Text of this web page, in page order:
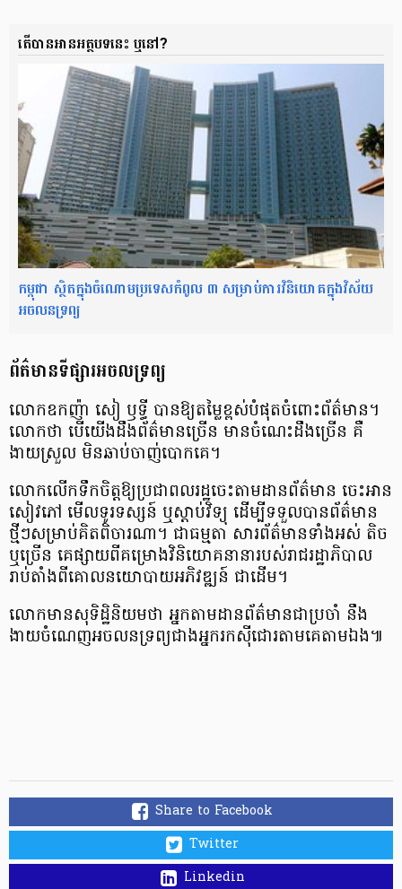
តើបានអានអត្ថបទនេះ ឬនៅ?
កម្ពុជា ស្ថិតក្នុងចំណោមប្រទេសកំពូល ៣ សម្រាប់ការវិនិយោគក្នុងវិស័យ
អចលនទ្រព្យ
ព័ត៌មាន​​ទីផ្សារ​​អចលទ្រព្យ
លោក​ឧកញ៉ា សៀ ឫទ្ធី បាន​ឱ្យ​តម្លៃ​ខ្ពស់​បំផុត​ចំពោះ​ព័ត៌មាន។
លោក​ថា បើ​យើង​ដឹង​ព័ត៌មាន​ច្រើន មាន​ចំណេះដឹង​ច្រើន គឺ​
ងាយ​ស្រួល មិន​ឆាប់​ចាញ់​បោក​គេ។
លោក​លើក​ទឹកចិត្ត​ឱ្យ​ប្រជាពលរដ្ឋ​ចេះ​តាមដាន​ព័ត៌មាន ចេះ​អាន​
សៀវភៅ មើល​ទូរទស្សន៍ ឬ​ស្តាប់​វិទ្យុ ដើម្បី​ទទួល​បាន​ព័ត៌មាន​
ថ្មីៗ​សម្រាប់​គិត​ពិចារណា។ ជា​ធម្មតា សារព័ត៌មាន​ទាំងអស់ តិច
ឬ​ច្រើន គេ​ផ្សាយ​ពី​គម្រោង​វិនិយោគ​នានា​របស់​រាជ​រដ្ឋាភិបាល
រាប់តាំង​ពី​គោល​នយោបាយ​អភិវឌ្ឍន៍ ជាដើម។
លោក​មាន​សុទិដ្ឋិនិយម​ថា អ្នក​តាមដាន​ព័ត៌មាន​ជា​ប្រចាំ នឹង​
ងាយ​ចំណេញ​អចលនទ្រព្យ​ជាង​អ្នក​រកស៊ី​ជោរ​តាម​គេ​តាម​ឯង៕
Share to Facebook
Twitter
Linkedin